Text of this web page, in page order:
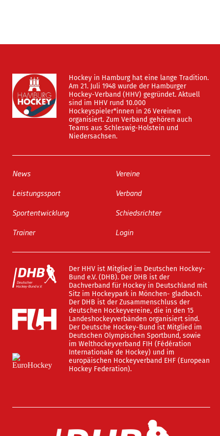
Hockey in Hamburg hat eine lange Tradition.
Am 21. Juli 1948 wurde der Hamburger
Hockey-Verband (HHV) gegründet. Aktuell
sind im HHV rund 10.000
Hockeyspieler*innen in 26 Vereinen
organisiert. Zum Verband gehören auch
Teams aus Schleswig-Holstein und
Niedersachsen.
News
Leistungssport
Sportentwicklung
Trainer
Vereine
Verband
Schiedsrichter
Login
Der HHV ist Mitglied im Deutschen Hockey-
Bund e.V. (DHB). Der DHB ist der
Dachverband für Hockey in Deutschland mit
Sitz im Hockeypark in Mönchen- gladbach.
Der DHB ist der Zusammenschluss der
deutschen Hockeyvereine, die in den 15
Landeshockeyverbänden organisiert sind.
Der Deutsche Hockey-Bund ist Mitglied im
Deutschen Olympischen Sportbund, sowie
im Welthockeyverband FIH (Fédération
Internationale de Hockey) und im
europäischen Hockeyverband EHF (European
Hockey Federation).